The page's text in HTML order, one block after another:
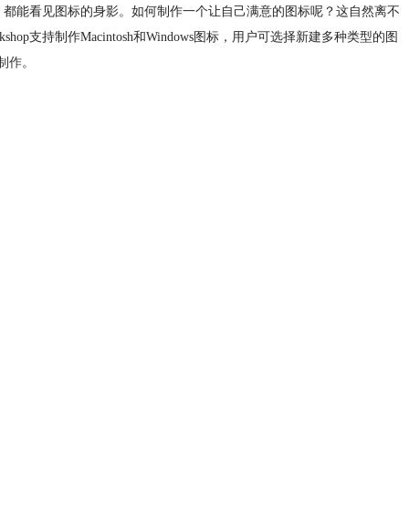
能看见图标的身影。如何制作一个让自己满意的图标呢？这自然离不
支持制作Macintosh和Windows图标，用户可选择新建多种类型的图
作。